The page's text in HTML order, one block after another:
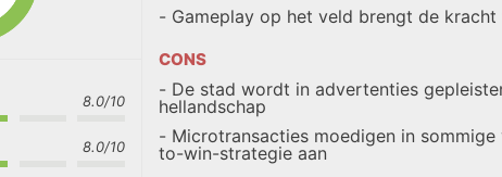
8.0/10
8.0/10
Gameplay op het veld brengt de
CONS
De stad wordt in advertenties
hellandschap
Microtransacties moedigen in
to-win-strategie aan